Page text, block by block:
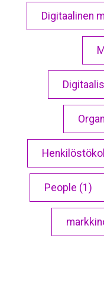
Digitaalinen
People (1)